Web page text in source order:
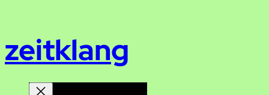
springen
zeitklang